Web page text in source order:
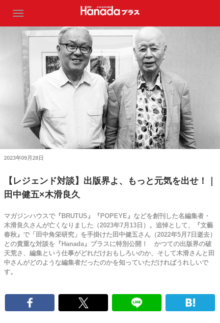
2023年09月28日
【レジェンド対談】出版界よ、もっと元気を出せ！｜
田中健五×木滑良久
マガジンハウスで『BRUTUS』『POPEYE』などを創刊した名編集者・
木滑良久さんが亡くなりました（2023年7月13日）。追悼として、『文藝
春秋』で「田中角栄研究」を手掛けた田中健五さん（2022年5月7日逝去）
との貴重な対談を『Hanada』プラスに特別公開！ かつての出版界の破
天荒さ、編集という仕事がどれだけおもしろいのか、そして木滑さんと田
中さんがどのような編集者だったのかを知っていただければうれしいで
す。